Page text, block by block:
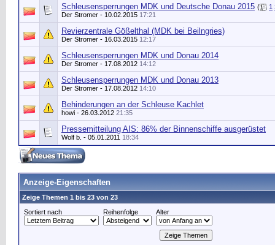
Schleusensperrungen MDK und Deutsche Donau 2015 ( 1
Der Stromer - 10.02.2015 17:21
Revierzentrale Gößelthal (MDK bei Beilngries)
Der Stromer - 16.03.2015 12:17
Schleusensperrungen MDK und Donau 2014
Der Stromer - 17.08.2012 14:12
Schleusensperrungen MDK und Donau 2013
Der Stromer - 17.08.2012 14:10
Behinderungen an der Schleuse Kachlet
howi - 26.03.2012 21:35
Pressemitteilung AIS: 86% der Binnenschiffe ausgerüstet
Wolf b. - 05.01.2011 18:34
Anzeige-Eigenschaften
Zeige Themen 1 bis 23 von 23
Sortiert nach
Reihenfolge Alter